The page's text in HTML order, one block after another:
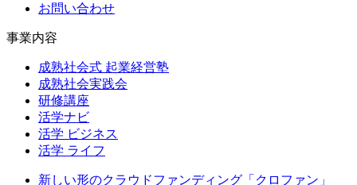
お問い合わせ
事業内容
成熟社会式 起業経営塾
成熟社会実践会
研修講座
活学ナビ
活学 ビジネス
活学 ライフ
新しい形のクラウドファンディング「クロファン」